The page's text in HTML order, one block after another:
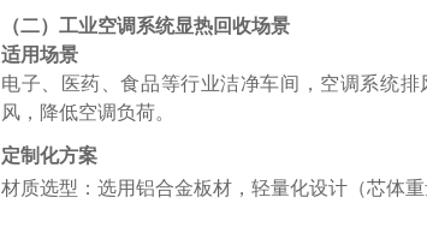
（二）工业空调系统显热回收场景
适用场景
电子、医药、食品等行业洁净车间，空调系统
风，降低空调负荷。
定制化方案
材质选型：选用铝合金板材，轻量化设计（芯体